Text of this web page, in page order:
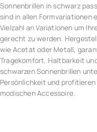
Sonnenbrillen in schwarz
sind in allen Formvariationen
Vielzahl an Variationen um
gerecht zu werden.
wie Acetat oder Metall,
Tragekomfort, Haltbarkeit
schwarzen Sonnenbrillen
Persönlichkeit und
modischen Accessoire.